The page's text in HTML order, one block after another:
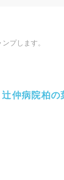
プします。
仲病院柏の